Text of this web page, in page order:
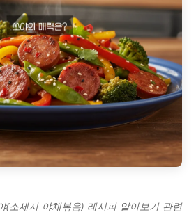
(소세지 야채볶음) 레시피 알아보기 관련